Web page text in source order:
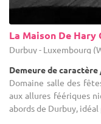
La Maison De Hary
Durbuy - Luxembourg
Demeure de caractère
Domaine salle des
aux allures féériques
abords de Durbuy,